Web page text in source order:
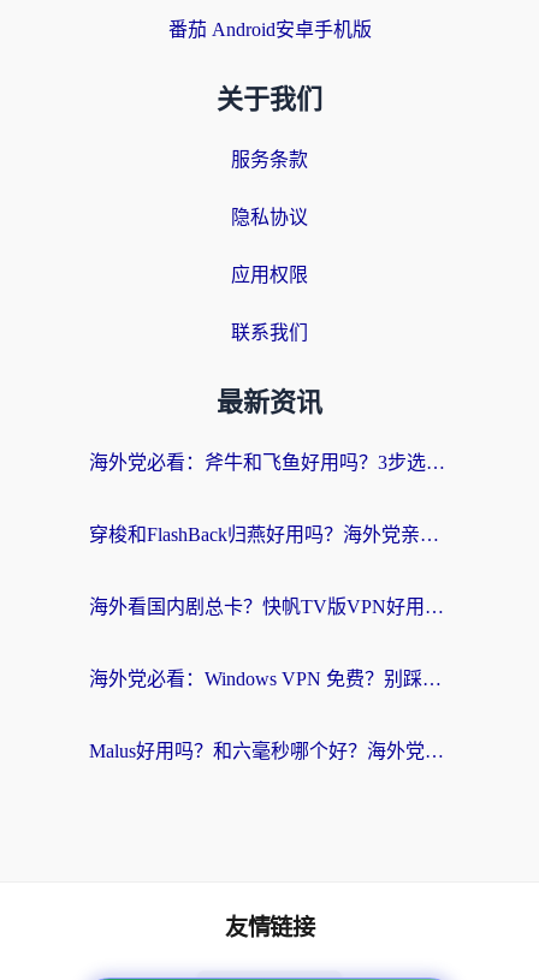
番茄 Android安卓手机版
关于我们
服务条款
隐私协议
应用权限
联系我们
最新资讯
海外党必看：斧牛和飞鱼好用吗？3步选对回国加速器，无缝刷剧玩国服
穿梭和FlashBack归燕好用吗？海外党亲测3款热门回国加速器，教你选对不踩坑
海外看国内剧总卡？快帆TV版VPN好用吗？和快滚VPN对比哪个回国效果更好？
海外党必看：Windows VPN 免费？别踩坑！教你选对好用的国内加速器无缝回国
Malus好用吗？和六毫秒哪个好？海外党选回国加速器的避坑指南
友情链接